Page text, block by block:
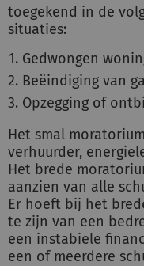
toegekend in de
situaties:
Gedwongen
Beëindiging van
Opzegging of
Het smal
verhuurder,
Het brede
aanzien van alle
Er hoeft bij het
te zijn van een
een instabiele
een of meerdere